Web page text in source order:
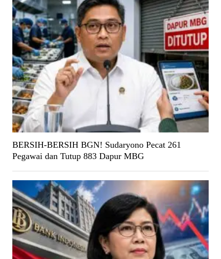
BERSIH-BERSIH BGN! Sudaryono Pecat 261
Pegawai dan Tutup 883 Dapur MBG